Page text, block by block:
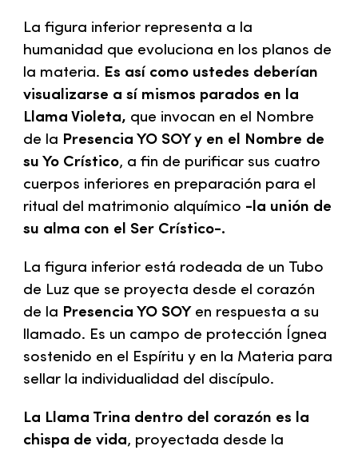
La figura inferior representa a la
humanidad que evoluciona en los planos de
la materia. Es así como ustedes deberían
visualizarse a sí mismos parados en la
Llama Violeta, que invocan en el Nombre
de la Presencia YO SOY y en el Nombre de
su Yo Crístico, a fin de purificar sus cuatro
cuerpos inferiores en preparación para el
ritual del matrimonio alquímico -la unión de
su alma con el Ser Crístico-.
La figura inferior está rodeada de un Tubo
de Luz que se proyecta desde el corazón
de la Presencia YO SOY en respuesta a su
llamado. Es un campo de protección Ígnea
sostenido en el Espíritu y en la Materia para
sellar la individualidad del discípulo.
La Llama Trina dentro del corazón es la
chispa de vida, proyectada desde la